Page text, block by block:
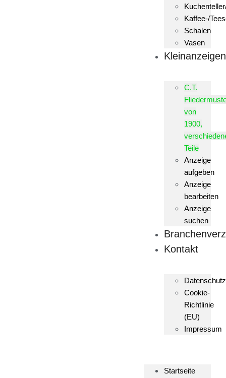
Kaffee-/
Schalen
Vasen
Kleinanzeigen
C.T.
von
1900,
Teile
Anzeige
aufgeben
Anzeige
bearbeiten
Anzeige
suchen
Kontakt
Cookie-
Richtlinie
(EU)
Impressum
Startseite